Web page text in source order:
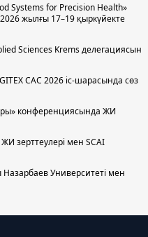
Systems for Precision Health»
жылғы 17–19 қыркүйекте
Sciences Krems делегациясын
CAC 2026 іс-шарасында сөз
конференциясында ЖИ
зерттеулері мен SCAI
Университеті мен